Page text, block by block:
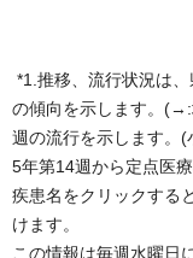
*1.推移、流行状況は
の傾向を示します。(→:
週の流行を示します
5年第14週から定点医
疾患名をクリックする
けます。
この情報は毎週水曜日